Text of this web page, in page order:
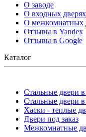
О заводе
О входных дверях
О межкомнатных
Отзывы в Yandex
Отзывы в Google
Каталог
Стальные двери
Стальные двери
Хаски - теплые
Двери под заказ
Межкомнатные